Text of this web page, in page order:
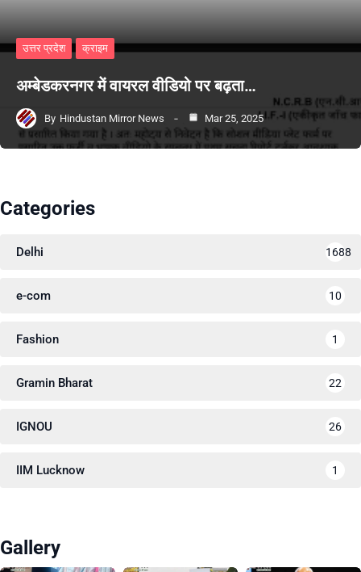
उत्तर प्रदेश क्राइम
अम्बेडकरनगर में वायरल वीडियो पर बढ़ता…
By Hindustan Mirror News Mar 25, 2025
Categories
Delhi 1688
e-com 10
Fashion 1
Gramin Bharat 22
IGNOU 26
IIM Lucknow 1
Gallery